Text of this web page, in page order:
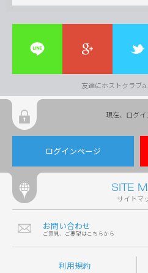
友達にホストクラブ
現在、ログ
ログインページ
サイトマ
お問い合わせ
ご意見、ご要望はこちらから
利用規約